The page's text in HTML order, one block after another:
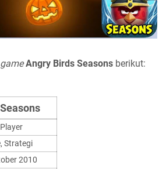
gameAngry Birds Seasons berikut:
Strategi
2010